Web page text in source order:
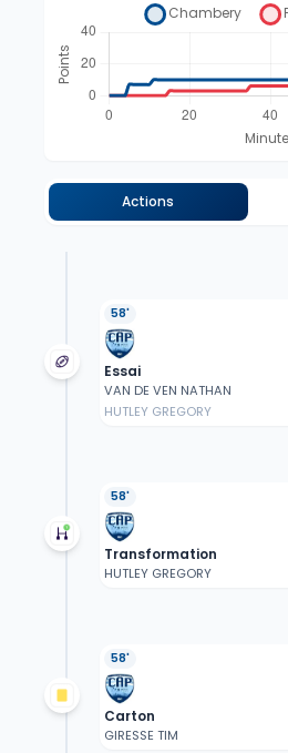
Actions
58'
Essai
VAN DE VEN NATHAN
HUTLEY GREGORY
58'
Transformation
HUTLEY GREGORY
58'
Carton
GIRESSE TIM